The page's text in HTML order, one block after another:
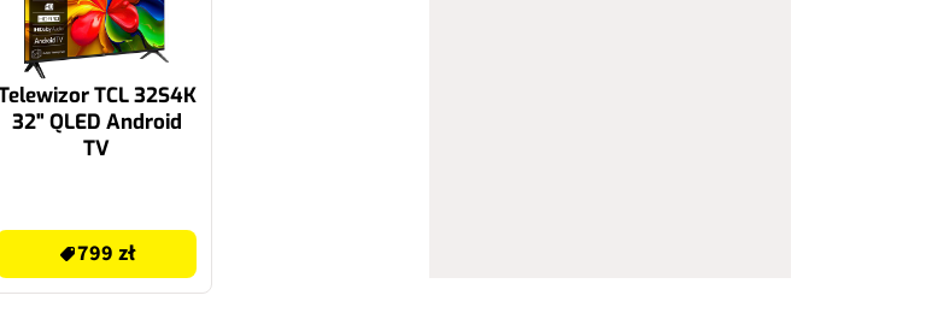
TCL 32S4K
32" QLED Android
TV
799 zł